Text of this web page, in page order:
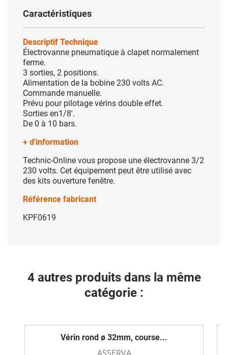
Caractéristiques
Descriptif Technique
Électrovanne pneumatique à clapet normalement
ferme.
3 sorties, 2 positions.
Alimentation de la bobine 230 volts AC.
Commande manuelle.
Prévu pour pilotage vérins double effet.
Sorties en1/8'.
De 0 à 10 bars.
+ d'information
Technic-Online vous propose une électrovanne 3/2
230 volts. Cet équipement peut être utilisé avec
des kits ouverture fenêtre.
Référence fabricant
KPF0619
4 autres produits dans la même
catégorie :
Vérin rond ø 32mm, course...